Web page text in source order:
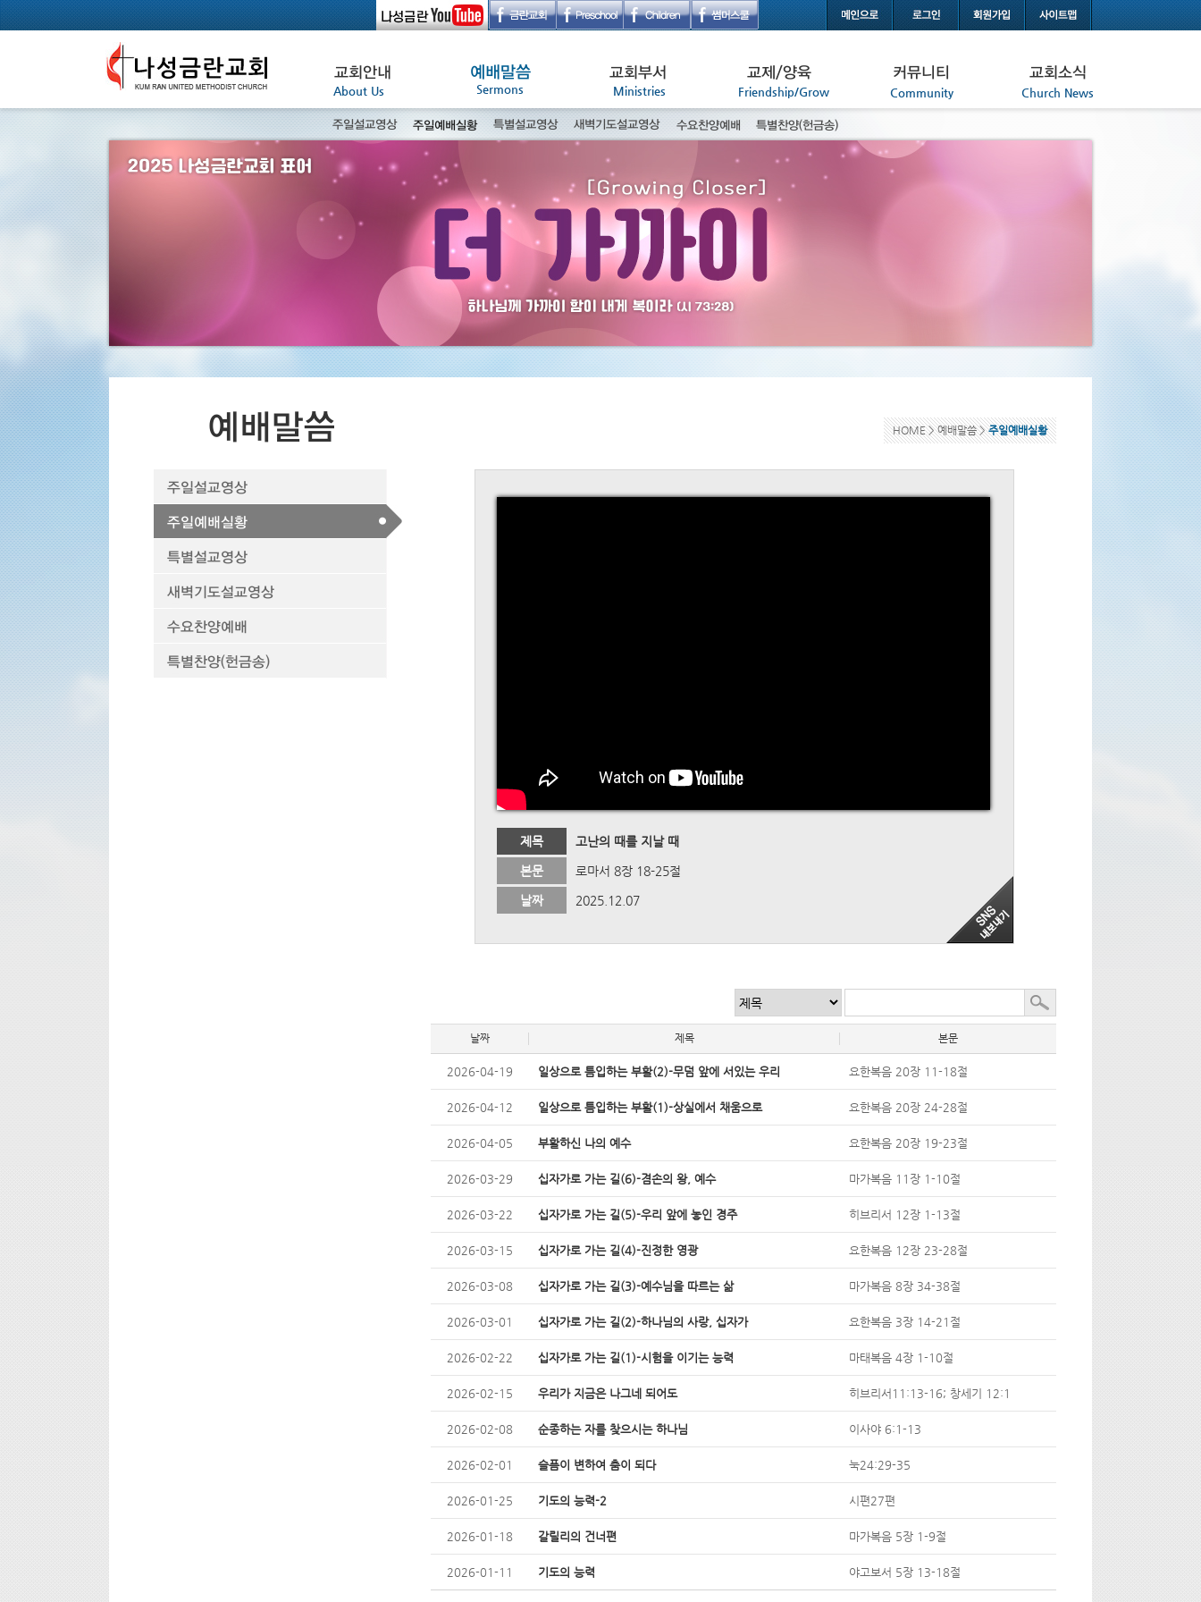
HOME >예배말씀>주일예배실황
제목 고난의 때를 지날 때
본문 로마서 8장 18-25절
날짜 2025.12.07
날짜 제목 본문
2026-04-19 일상으로 틈입하는 부활(2)-무덤 앞에 서있는 우리 요한복음 20장 11-18절
2026-04-12 일상으로 틈입하는 부활(1)-상실에서 채움으로 요한복음 20장 24-28절
2026-04-05 부활하신 나의 예수 요한복음 20장 19-23절
2026-03-29 십자가로 가는 길(6)-겸손의 왕, 예수 마가복음 11장 1-10절
2026-03-22 십자가로 가는 길(5)-우리 앞에 놓인 경주 히브리서 12장 1-13절
2026-03-15 십자가로 가는 길(4)-진정한 영광 요한복음 12장 23-28절
2026-03-08 십자가로 가는 길(3)-예수님을 따르는 삶 마가복음 8장 34-38절
2026-03-01 십자가로 가는 길(2)-하나님의 사랑, 십자가 요한복음 3장 14-21절
2026-02-22 십자가로 가는 길(1)-시험을 이기는 능력 마태복음 4장 1-10절
2026-02-15 우리가 지금은 나그네 되어도 히브리서11:13-16; 창세기 12:1
2026-02-08 순종하는 자를 찾으시는 하나님 이사야 6:1-13
2026-02-01 슬픔이 변하여 춤이 되다 눅24:29-35
2026-01-25 기도의 능력-2 시편27편
2026-01-18 갈릴리의 건너편 마가복음 5장 1-9절
2026-01-11 기도의 능력 야고보서 5장 13-18절